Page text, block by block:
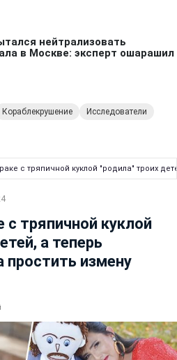
Кораблекрушение
Исследователи
с тряпичной куклой "родила" троих
тряпичной куклой
а теперь
измену